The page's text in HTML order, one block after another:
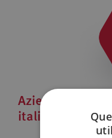
Aziende che
italiano